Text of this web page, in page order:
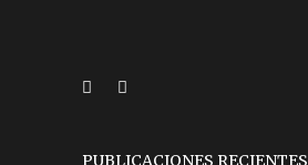
PUBLICACIONES RECIENTES